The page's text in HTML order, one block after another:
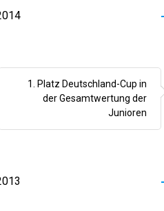
1. Platz Deutschland-Cup in
der Gesamtwertung der
Junioren